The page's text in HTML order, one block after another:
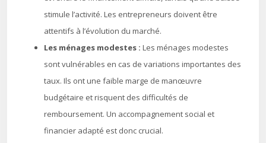
stimule l’activité. Les entrepreneurs doivent être
attentifs à l’évolution du marché.
Les ménages modestes : Les ménages modestes
sont vulnérables en cas de variations importantes des
taux. Ils ont une faible marge de manœuvre
budgétaire et risquent des difficultés de
remboursement. Un accompagnement social et
financier adapté est donc crucial.